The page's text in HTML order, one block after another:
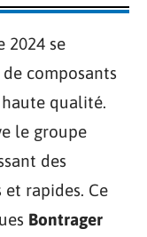
2024 se
composants
qualité.
le groupe
des
et rapides. Ce
Bontrager